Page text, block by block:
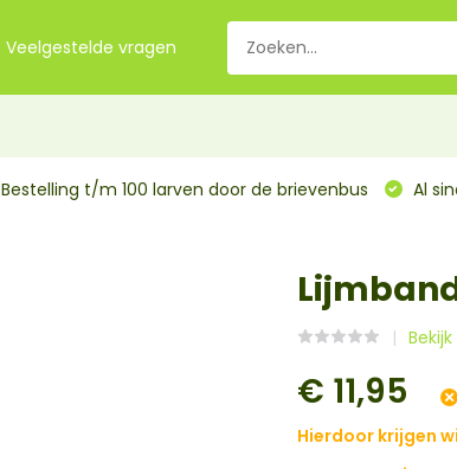
Veelgestelde vragen
Bestelling t/m 100 larven door de brievenbus
Al
Bekijk
€ 11,95
Hierdoor krijgen